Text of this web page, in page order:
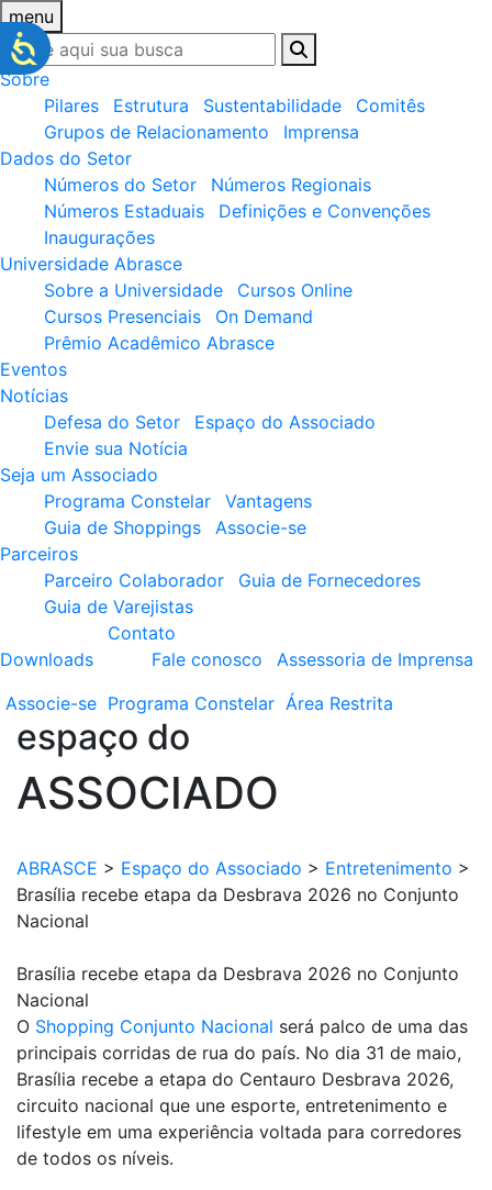
menu
Sobre
Pilares
Estrutura Sustentabilidade
Comitês
Grupos de Relacionamento
Imprensa
Dados do Setor
Números do Setor
Números Regionais
Números Estaduais
Definições e Convenções
Inaugurações
Universidade Abrasce
Sobre a Universidade
Cursos Online
Cursos Presenciais
On Demand
Prêmio Acadêmico Abrasce
Eventos
Notícias
Defesa do Setor
Espaço do Associado
Envie sua Notícia
Seja um Associado
Programa Constelar
Vantagens
Guia de Shoppings
Associe-se
Parceiros
Parceiro Colaborador
Guia de Fornecedores
Guia de Varejistas
Downloads
Contato
Fale conosco
Assessoria de Imprensa
Associe-se Programa Constelar Área Restrita
espaço do
ASSOCIADO
ABRASCE > Espaço do Associado > Entretenimento >
Brasília recebe etapa da Desbrava 2026 no Conjunto
Nacional
Brasília recebe etapa da Desbrava 2026 no Conjunto
Nacional
O Shopping Conjunto Nacional será palco de uma das
principais corridas de rua do país. No dia 31 de maio,
Brasília recebe a etapa do Centauro Desbrava 2026,
circuito nacional que une esporte, entretenimento e
lifestyle em uma experiência voltada para corredores
de todos os níveis.